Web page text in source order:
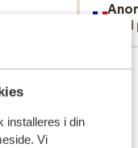
installeres i din
Vi